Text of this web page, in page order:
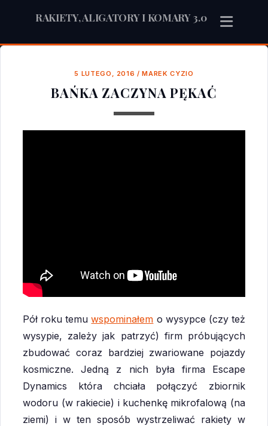
RAKIETY, ALIGATORY I KOMARY 3.0
5 LUTEGO, 2016 /MAREK CYZIO
BAŃKA ZACZYNA PĘKAĆ
Pół roku temuwspominałem o wysypce (czy też
wysypie, zależy jak patrzyć) firm próbujących
zbudować coraz bardziej zwariowane pojazdy
kosmiczne. Jedną z nich była firma Escape
Dynamics która chciała połączyć zbiornik
wodoru (w rakiecie) i kuchenkę mikrofalową (na
ziemi) i w ten sposób wystrzeliwać rakiety w